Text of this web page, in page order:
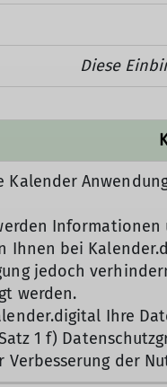
Diese
Ihnen bei
jedoch
werden.
Ihre
1 f)
der